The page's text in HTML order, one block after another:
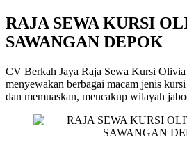
RAJA SEWA KURSI
SAWANGAN DEPOK
CV Berkah Jaya Raja Sewa Kursi
menyewakan berbagai macam jenis
dan memuaskan, mencakup wilayah